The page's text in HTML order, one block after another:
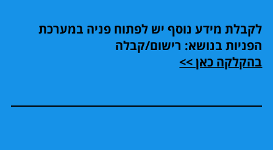
לקבלת מידע נוסף יש לפתוח פניה במערכת
הפניות בנושא: רישום/קבלה
בהקלקה כאן >>